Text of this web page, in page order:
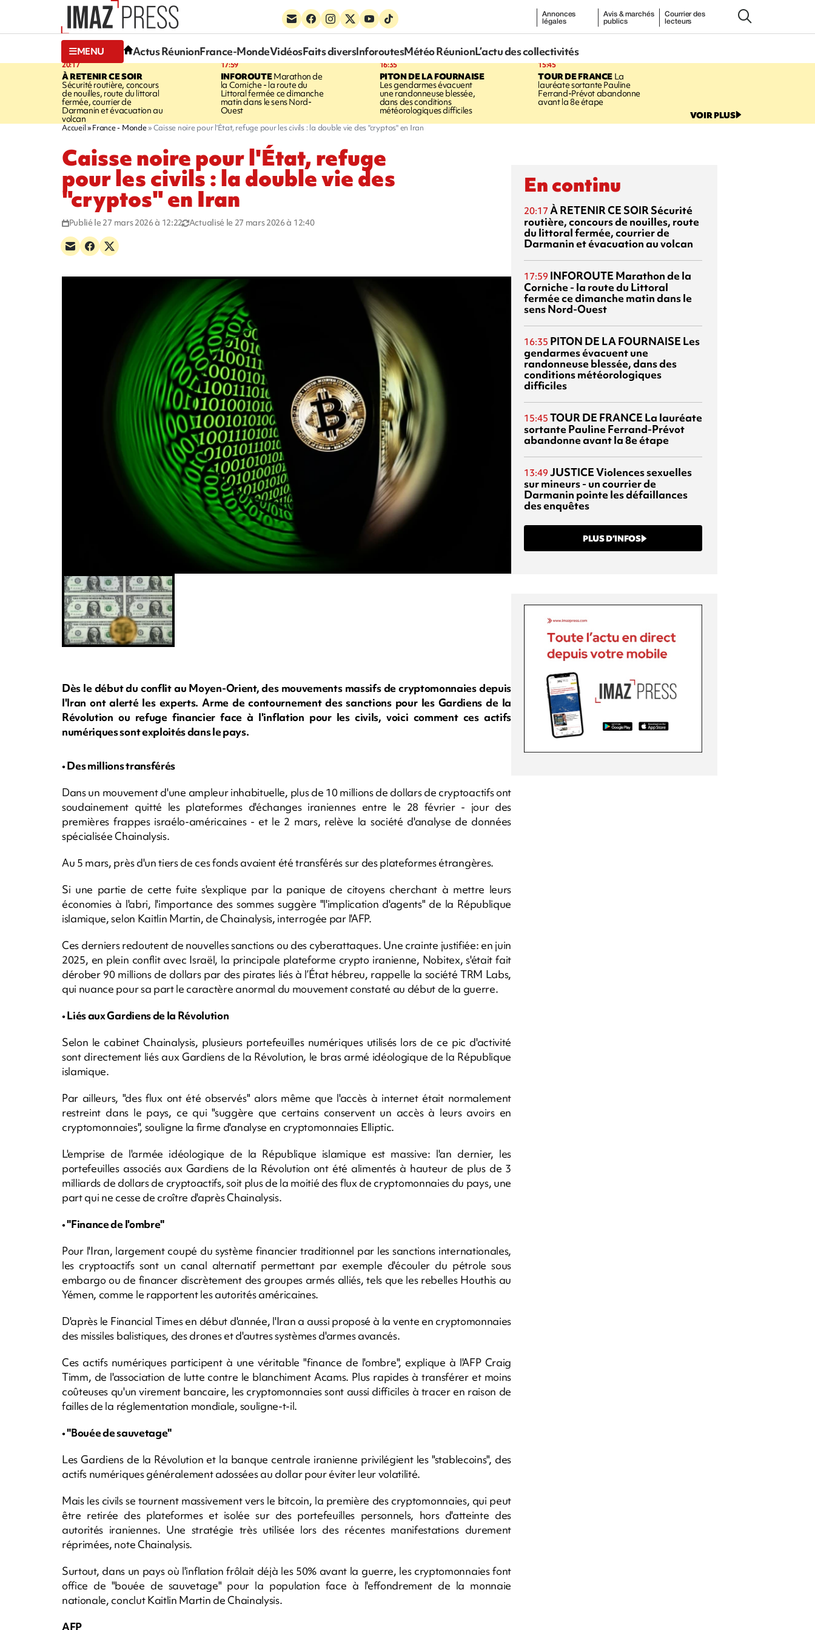
Annonces
légales
Avis & marchés
publics
Courrier des
lecteurs
MENU Actus RéunionFrance-MondeVidéosFaits diversInforoutesMétéo RéunionL’actu des collectivités
20:17
À RETENIR CE SOIR
Sécurité routière, concours
de nouilles, route du littoral
fermée, courrier de
Darmanin et évacuation au
volcan
17:59
INFOROUTEMarathon de
la Corniche - la route du
Littoral fermée ce dimanche
matin dans le sens Nord-
Ouest
16:35
PITON DE LA FOURNAISE
Les gendarmes évacuent
une randonneuse blessée,
dans des conditions
météorologiques difficiles
15:45
TOUR DE FRANCELa
lauréate sortante Pauline
Ferrand-Prévot abandonne
avant la 8e étape
VOIR PLUS
Accueil France - Monde Caisse noire pour l'État, refuge pour les civils : la double vie des "cryptos" en Iran
Caisse noire pour l'État, refuge
pour les civils : la double vie des
"cryptos" en Iran
Publié le 27 mars 2026 à 12:22 Actualisé le 27 mars 2026 à 12:40
Dès le début du conflit au Moyen-Orient, des mouvements massifs de cryptomonnaies depuis
l'Iran ont alerté les experts. Arme de contournement des sanctions pour les Gardiens de la
Révolution ou refuge financier face à l'inflation pour les civils, voici comment ces actifs
numériques sont exploités dans le pays.
• Des millions transférés
Dans un mouvement d'une ampleur inhabituelle, plus de 10 millions de dollars de cryptoactifs ont
soudainement quitté les plateformes d'échanges iraniennes entre le 28 février - jour des
premières frappes israélo-américaines - et le 2 mars, relève la société d'analyse de données
spécialisée Chainalysis.
Au 5 mars, près d'un tiers de ces fonds avaient été transférés sur des plateformes étrangères.
Si une partie de cette fuite s'explique par la panique de citoyens cherchant à mettre leurs
économies à l'abri, l'importance des sommes suggère "l'implication d'agents" de la République
islamique, selon Kaitlin Martin, de Chainalysis, interrogée par l'AFP.
Ces derniers redoutent de nouvelles sanctions ou des cyberattaques. Une crainte justifiée: en juin
2025, en plein conflit avec Israël, la principale plateforme crypto iranienne, Nobitex, s'était fait
dérober 90 millions de dollars par des pirates liés à l’État hébreu, rappelle la société TRM Labs,
qui nuance pour sa part le caractère anormal du mouvement constaté au début de la guerre.
• Liés aux Gardiens de la Révolution
Selon le cabinet Chainalysis, plusieurs portefeuilles numériques utilisés lors de ce pic d'activité
sont directement liés aux Gardiens de la Révolution, le bras armé idéologique de la République
islamique.
Par ailleurs, "des flux ont été observés" alors même que l'accès à internet était normalement
restreint dans le pays, ce qui "suggère que certains conservent un accès à leurs avoirs en
cryptomonnaies", souligne la firme d'analyse en cryptomonnaies Elliptic.
L'emprise de l'armée idéologique de la République islamique est massive: l'an dernier, les
portefeuilles associés aux Gardiens de la Révolution ont été alimentés à hauteur de plus de 3
milliards de dollars de cryptoactifs, soit plus de la moitié des flux de cryptomonnaies du pays, une
part qui ne cesse de croître d'après Chainalysis.
• "Finance de l'ombre"
Pour l'Iran, largement coupé du système financier traditionnel par les sanctions internationales,
les cryptoactifs sont un canal alternatif permettant par exemple d'écouler du pétrole sous
embargo ou de financer discrètement des groupes armés alliés, tels que les rebelles Houthis au
Yémen, comme le rapportent les autorités américaines.
D'après le Financial Times en début d'année, l'Iran a aussi proposé à la vente en cryptomonnaies
des missiles balistiques, des drones et d'autres systèmes d'armes avancés.
Ces actifs numériques participent à une véritable "finance de l'ombre", explique à l'AFP Craig
Timm, de l'association de lutte contre le blanchiment Acams. Plus rapides à transférer et moins
coûteuses qu'un virement bancaire, les cryptomonnaies sont aussi difficiles à tracer en raison de
failles de la réglementation mondiale, souligne-t-il.
• "Bouée de sauvetage"
Les Gardiens de la Révolution et la banque centrale iranienne privilégient les "stablecoins", des
actifs numériques généralement adossées au dollar pour éviter leur volatilité.
Mais les civils se tournent massivement vers le bitcoin, la première des cryptomonnaies, qui peut
être retirée des plateformes et isolée sur des portefeuilles personnels, hors d'atteinte des
autorités iraniennes. Une stratégie très utilisée lors des récentes manifestations durement
réprimées, note Chainalysis.
Surtout, dans un pays où l'inflation frôlait déjà les 50% avant la guerre, les cryptomonnaies font
office de "bouée de sauvetage" pour la population face à l'effondrement de la monnaie
nationale, conclut Kaitlin Martin de Chainalysis.
AFP
En continu
20:17 À RETENIR CE SOIR Sécurité
routière, concours de nouilles, route
du littoral fermée, courrier de
Darmanin et évacuation au volcan
17:59 INFOROUTE Marathon de la
Corniche - la route du Littoral
fermée ce dimanche matin dans le
sens Nord-Ouest
16:35 PITON DE LA FOURNAISE Les
gendarmes évacuent une
randonneuse blessée, dans des
conditions météorologiques
difficiles
15:45 TOUR DE FRANCE La lauréate
sortante Pauline Ferrand-Prévot
abandonne avant la 8e étape
13:49 JUSTICEViolences sexuelles
sur mineurs - un courrier de
Darmanin pointe les défaillances
des enquêtes
PLUS D’INFOS